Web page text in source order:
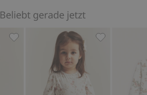
Beliebt gerade jetzt
Leggings mit Rüschen, Zu Favoriten